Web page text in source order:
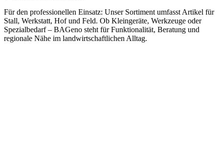
Für den professionellen Einsatz: Unser Sortiment umfasst Artikel für
Stall, Werkstatt, Hof und Feld. Ob Kleingeräte, Werkzeuge oder
Spezialbedarf – BAGeno steht für Funktionalität, Beratung und
regionale Nähe im landwirtschaftlichen Alltag.